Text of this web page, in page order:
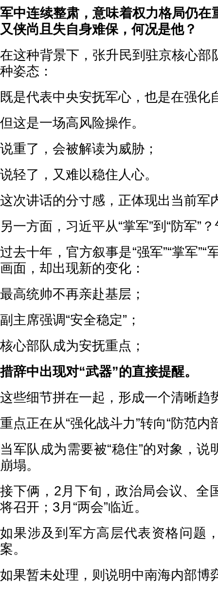
军中连续整肃，意味着权力格局仍在
又侠尚且失自身难保，何况是他？
在这种背景下，张升民到驻京核心部
种姿态：
既是代表中央安抚军心，也是在强化
但这是一场高风险操作。
说重了，会被解读为威胁；
说轻了，又难以稳住人心。
这次讲话的分寸感，正体现出当前军
另一方面，习近平从“掌军”到“防军”
过去十年，官方叙事是“强军”“掌军”“
画面，却出现新的变化：
最高统帅不再亲赴基层；
副主席强调“安全稳定”；
核心部队成为安抚重点；
措辞中出现对“武器”的直接提醒。
这些细节拼在一起，形成一个清晰
重点正在从“强化战斗力”转向“防范内
当军队成为需要被“稳住”的对象，说
崩塌。
接下俩，2月下旬，政治局会议、全
将召开；3月“两会”临近。
如果涉及到军方高层代表资格问题
案。
如果暂未处理，则说明中南海内部博